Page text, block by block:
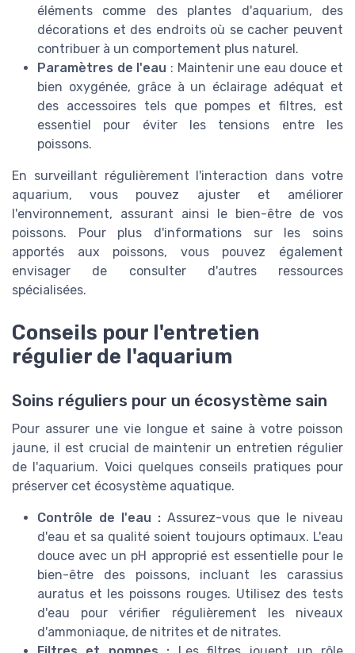
éléments comme des plantes d'aquarium, des
décorations et des endroits où se cacher peuvent
contribuer à un comportement plus naturel.
Paramètres de l'eau : Maintenir une eau douce et
bien oxygénée, grâce à un éclairage adéquat et
des accessoires tels que pompes et filtres, est
essentiel pour éviter les tensions entre les
poissons.
En surveillant régulièrement l'interaction dans votre
aquarium, vous pouvez ajuster et améliorer
l'environnement, assurant ainsi le bien-être de vos
poissons. Pour plus d'informations sur les soins
apportés aux poissons, vous pouvez également
envisager de consulter d'autres ressources
spécialisées.
Conseils pour l'entretien
régulier de l'aquarium
Soins réguliers pour un écosystème sain
Pour assurer une vie longue et saine à votre poisson
jaune, il est crucial de maintenir un entretien régulier
de l'aquarium. Voici quelques conseils pratiques pour
préserver cet écosystème aquatique.
Contrôle de l'eau : Assurez-vous que le niveau
d'eau et sa qualité soient toujours optimaux. L'eau
douce avec un pH approprié est essentielle pour le
bien-être des poissons, incluant les carassius
auratus et les poissons rouges. Utilisez des tests
d'eau pour vérifier régulièrement les niveaux
d'ammoniaque, de nitrites et de nitrates.